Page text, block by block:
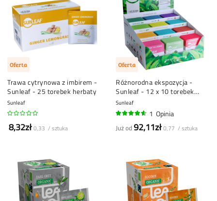
Oferta
Trawa cytrynowa z imbirem -
Sunleaf - 25 torebek herbaty
Sunleaf
8,32zł0,33 / sztuka
Oferta
Różnorodna ekspozycja -
Sunleaf - 12 x 10 torebek
herbaty
Sunleaf
1 Opinia
Już od 92,11zł0,77 / sztuka